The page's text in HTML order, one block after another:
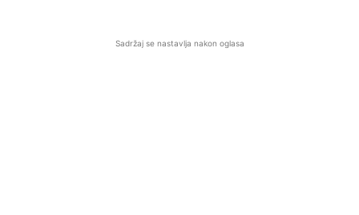
Sadržaj se nastavlja nakon oglasa